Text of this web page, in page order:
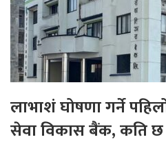
लाभाशं घोषणा गर्ने
सेवा विकास बैंक, कति